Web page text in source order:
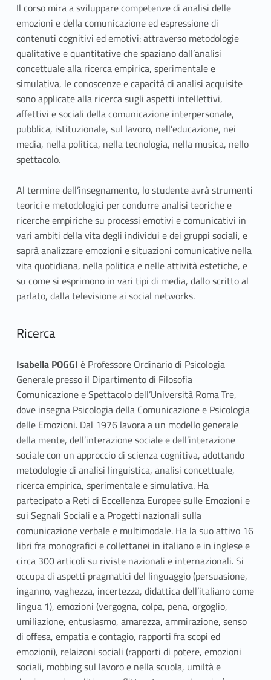
Il corso mira a sviluppare competenze di analisi delle
emozioni e della comunicazione ed espressione di
contenuti cognitivi ed emotivi: attraverso metodologie
qualitative e quantitative che spaziano dall’analisi
concettuale alla ricerca empirica, sperimentale e
simulativa, le conoscenze e capacità di analisi acquisite
sono applicate alla ricerca sugli aspetti intellettivi,
affettivi e sociali della comunicazione interpersonale,
pubblica, istituzionale, sul lavoro, nell’educazione, nei
media, nella politica, nella tecnologia, nella musica, nello
spettacolo.
Al termine dell’insegnamento, lo studente avrà strumenti
teorici e metodologici per condurre analisi teoriche e
ricerche empiriche su processi emotivi e comunicativi in
vari ambiti della vita degli individui e dei gruppi sociali, e
saprà analizzare emozioni e situazioni comunicative nella
vita quotidiana, nella politica e nelle attività estetiche, e
su come si esprimono in vari tipi di media, dallo scritto al
parlato, dalla televisione ai social networks.
Ricerca
Isabella POGGI è Professore Ordinario di Psicologia
Generale presso il Dipartimento di Filosofia
Comunicazione e Spettacolo dell’Università Roma Tre,
dove insegna Psicologia della Comunicazione e Psicologia
delle Emozioni. Dal 1976 lavora a un modello generale
della mente, dell’interazione sociale e dell’interazione
sociale con un approccio di scienza cognitiva, adottando
metodologie di analisi linguistica, analisi concettuale,
ricerca empirica, sperimentale e simulativa. Ha
partecipato a Reti di Eccellenza Europee sulle Emozioni e
sui Segnali Sociali e a Progetti nazionali sulla
comunicazione verbale e multimodale. Ha la suo attivo 16
libri fra monografici e collettanei in italiano e in inglese e
circa 300 articoli su riviste nazionali e internazionali. Si
occupa di aspetti pragmatici del linguaggio (persuasione,
inganno, vaghezza, incertezza, didattica dell’italiano come
lingua 1), emozioni (vergogna, colpa, pena, orgoglio,
umiliazione, entusiasmo, amarezza, ammirazione, senso
di offesa, empatia e contagio, rapporti fra scopi ed
emozioni), relaizoni sociali (rapporti di potere, emozioni
sociali, mobbing sul lavoro e nella scuola, umiltà e